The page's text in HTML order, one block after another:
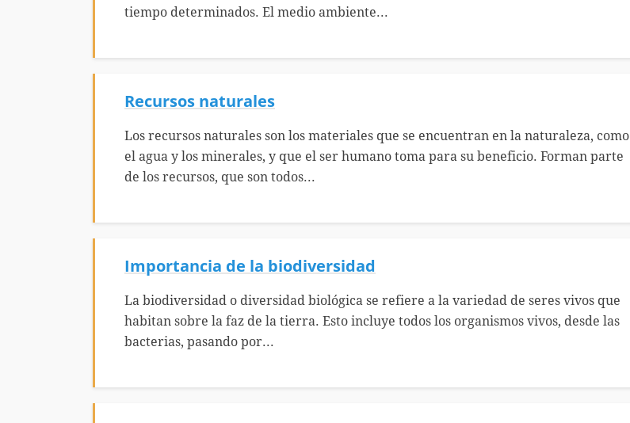
tiempo determinados. El medio ambiente...
Recursos naturales
Los recursos naturales son los materiales que se encuentran en la naturaleza, como
el agua y los minerales, y que el ser humano toma para su beneficio. Forman parte
de los recursos, que son todos...
Importancia de la biodiversidad
La biodiversidad o diversidad biológica se refiere a la variedad de seres vivos que
habitan sobre la faz de la tierra. Esto incluye todos los organismos vivos, desde las
bacterias, pasando por...